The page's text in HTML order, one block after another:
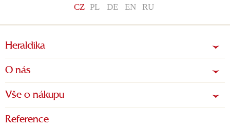
CZ PL DE EN RU
Heraldika
O nás
Vše o nákupu
Reference